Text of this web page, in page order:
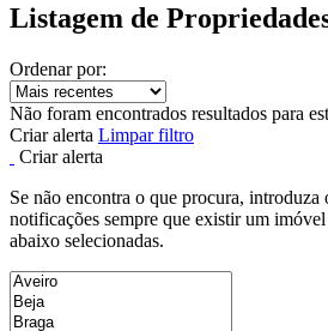
Listagem de
Ordenar por:
Não foram encontrados resultados para
Criar alerta Limpar filtro
Criar alerta
Se não encontra o que procura, introduza
notificações sempre que existir um
abaixo selecionadas.